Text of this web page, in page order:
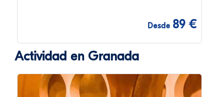
Desde 89 €
Actividad en Granada